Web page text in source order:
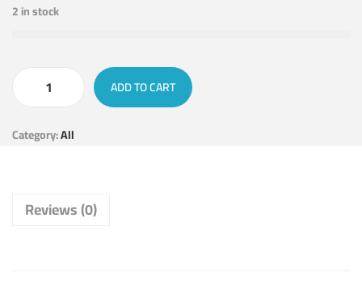
2 in stock
ADD TO CART
Category:All
Reviews (0)